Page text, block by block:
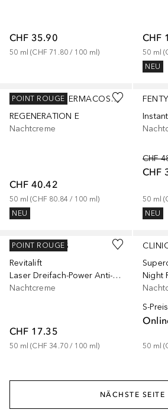
CHF 35.90
50 ml (CHF 71.80 / 100 ml)
CHF
50 ml (
NEU
DADO SENS DERMACOSMETICS
REGENERATION E
Nachtcreme
CHF 40.42
50 ml (CHF 80.84 / 100 ml)
NEU
POINT ROUGE
CHF
CHF
50 ml (
NEU
L’ORÉAL PARIS
Revitalift
Laser Dreifach-Power Anti-Age
Nachtcreme
CHF 17.35
50 ml (CHF 34.70 / 100 ml)
POINT ROUGE
S-Preis
50 ml (
NÄCHSTE SEITE